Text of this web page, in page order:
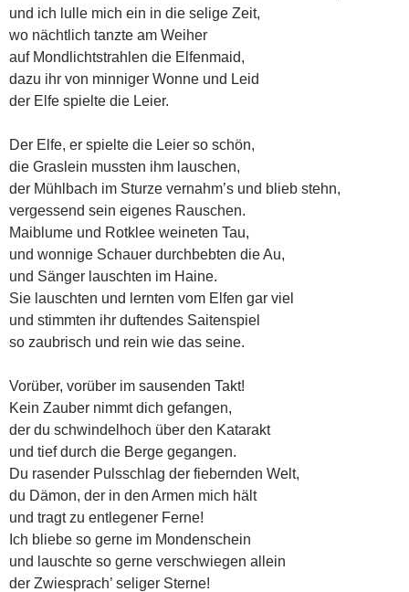
und ich lulle mich ein in die selige Zeit,
wo nächtlich tanzte am Weiher
auf Mondlichtstrahlen die Elfenmaid,
dazu ihr von minniger Wonne und Leid
der Elfe spielte die Leier.
Der Elfe, er spielte die Leier so schön,
die Graslein mussten ihm lauschen,
der Mühlbach im Sturze vernahm’s und blieb stehn,
vergessend sein eigenes Rauschen.
Maiblume und Rotklee weineten Tau,
und wonnige Schauer durchbebten die Au,
und Sänger lauschten im Haine.
Sie lauschten und lernten vom Elfen gar viel
und stimmten ihr duftendes Saitenspiel
so zaubrisch und rein wie das seine.
Vorüber, vorüber im sausenden Takt!
Kein Zauber nimmt dich gefangen,
der du schwindelhoch über den Katarakt
und tief durch die Berge gegangen.
Du rasender Pulsschlag der fiebernden Welt,
du Dämon, der in den Armen mich hält
und tragt zu entlegener Ferne!
Ich bliebe so gerne im Mondenschein
und lauschte so gerne verschwiegen allein
der Zwiesprach’ seliger Sterne!